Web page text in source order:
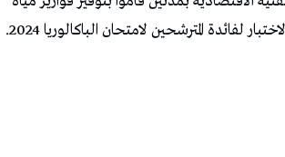
المترشحين لامتحان الباكالوريا 2024.